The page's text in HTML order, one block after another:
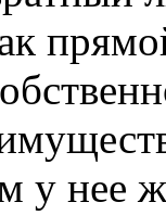
у нее